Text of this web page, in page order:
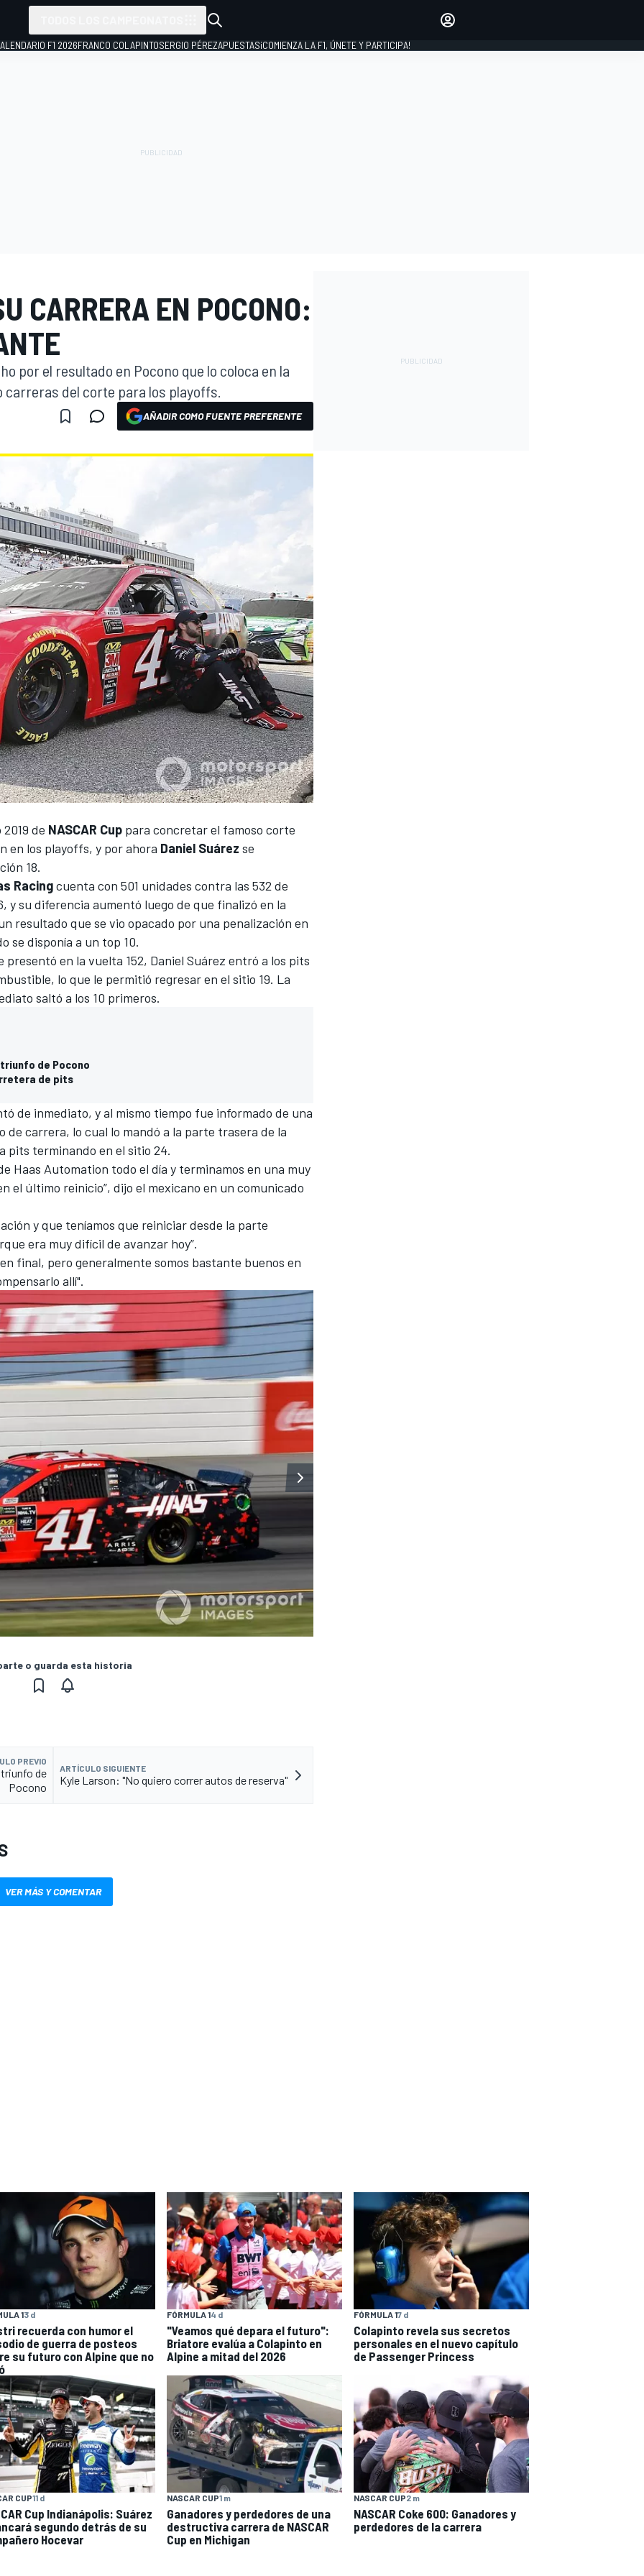
INICIAR SESIÓN
F1 2026FRANCO COLAPINTOSERGIO PÉREZAPUESTAS¡COMIENZA LA F1, ÚNETE Y PARTICIPA!
CARRERA EN POCONO:
por el resultado en Pocono que lo coloca en la
carreras del corte para los playoffs.
AÑADIR COMO FUENTE PREFERENTE
de NASCAR Cup para concretar el famoso corte
en los playoffs, y por ahora Daniel Suárez se
18.
Racingcuenta con 501 unidades contra las 532 de
y su diferencia aumentó luego de que finalizó en la
resultado que se vio opacado por una penalización en
se disponía a un top 10.
presentó en la vuelta 152, Daniel Suárez entró a los pits
lo que le permitió regresar en el sitio 19. La
saltó a los 10 primeros.
de Pocono
de pits
de inmediato, y al mismo tiempo fue informado de una
carrera, lo cual lo mandó a la parte trasera de la
pits terminando en el sitio 24.
Haas Automation todo el día y terminamos en una muy
el último reinicio”, dijo el mexicano en un comunicado
y que teníamos que reiniciar desde la parte
era muy difícil de avanzar hoy”.
final, pero generalmente somos bastante buenos en
allí".
o guarda esta historia
PREVIO
de
Pocono
ARTÍCULO SIGUIENTE
Kyle Larson: "No quiero correr autos de reserva"
VER MÁS Y COMENTAR
13 d
recuerda con humor el
de guerra de posteos
su futuro con Alpine que no
FÓRMULA 14 d
"Veamos qué depara el futuro":
Briatore evalúa a Colapinto en
Alpine a mitad del 2026
FÓRMULA 17 d
Colapinto revela sus secretos
personales en el nuevo capítulo
de Passenger Princess
CUP11 d
Cup Indianápolis: Suárez
segundo detrás de su
Hocevar
NASCAR CUP1 m
Ganadores y perdedores de una
destructiva carrera de NASCAR
Cup en Michigan
NASCAR CUP2 m
NASCAR Coke 600: Ganadores y
perdedores de la carrera